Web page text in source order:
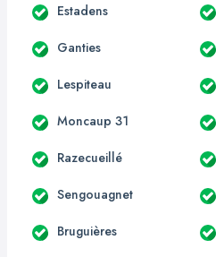
Estadens
Ganties
Lespiteau
Moncaup 31
Razecueillé
Sengouagnet
Bruguières